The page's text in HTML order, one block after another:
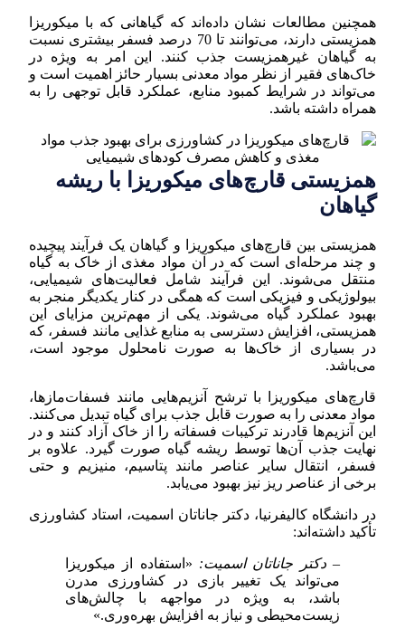
همچنین مطالعات نشان داده‌اند که گیاهانی که با میکوریزا
همزیستی دارند، می‌توانند تا 70 درصد فسفر بیشتری نسبت
به گیاهان غیرهمزیست جذب کنند. این امر به ویژه در
خاک‌های فقیر از نظر مواد معدنی بسیار حائز اهمیت است و
می‌تواند در شرایط کمبود منابع، عملکرد قابل توجهی را به
همراه داشته باشد.
همزیستی قارچ‌های میکوریزا با ریشه
گیاهان
همزیستی بین قارچ‌های میکوریزا و گیاهان یک فرآیند پیچیده
و چند مرحله‌ای است که در آن مواد مغذی از خاک به گیاه
منتقل می‌شوند. این فرآیند شامل فعالیت‌های شیمیایی،
بیولوژیکی و فیزیکی است که همگی در کنار یکدیگر منجر به
بهبود عملکرد گیاه می‌شوند. یکی از مهم‌ترین مزایای این
همزیستی، افزایش دسترسی به منابع غذایی مانند فسفر، که
در بسیاری از خاک‌ها به صورت نامحلول موجود است،
می‌باشد.
قارچ‌های میکوریزا با ترشح آنزیم‌هایی مانند فسفات‌مازها،
مواد معدنی را به صورت قابل جذب برای گیاه تبدیل می‌کنند.
این آنزیم‌ها قادرند ترکیبات فسفاته را از خاک آزاد کنند و در
نهایت جذب آن‌ها توسط ریشه گیاه صورت گیرد. علاوه بر
فسفر، انتقال سایر عناصر مانند پتاسیم، منیزیم و حتی
برخی از عناصر ریز نیز بهبود می‌یابد.
در دانشگاه کالیفرنیا، دکتر جاناتان اسمیت، استاد کشاورزی
تأکید داشته‌اند:
– دکتر جاناتان اسمیت: «استفاده از میکوریزا
می‌تواند یک تغییر بازی در کشاورزی مدرن
باشد، به ویژه در مواجهه با چالش‌های
زیست‌محیطی و نیاز به افزایش بهره‌وری.»